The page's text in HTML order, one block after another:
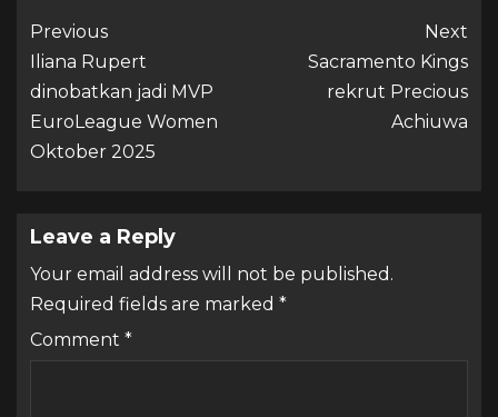
Previous
Iliana Rupert
dinobatkan jadi MVP
EuroLeague Women
Oktober 2025
Next
Sacramento Kings
rekrut Precious
Achiuwa
Leave a Reply
Your email address will not be published.
Required fields are marked *
Comment *